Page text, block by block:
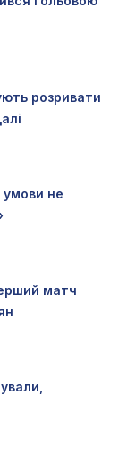
розривати
умови не
матч